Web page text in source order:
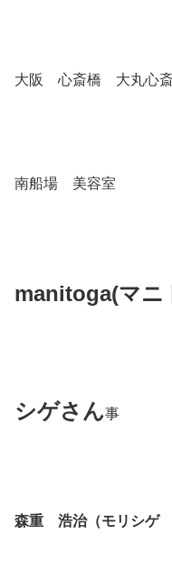
大阪 心斎橋 大丸心
南船場 美容室
manitoga(マニ
シゲさん事
森重 浩治（モリシゲ